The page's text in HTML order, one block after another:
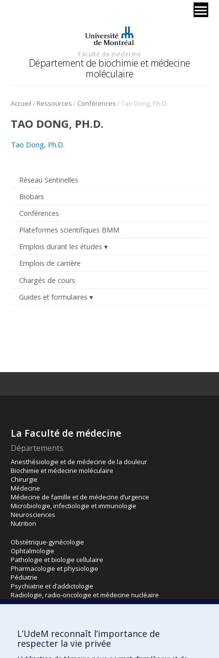
Faculté de médecine
Département de biochimie et médecine
moléculaire
Accueil / Ressources / Conférences /Tao Dong, Ph.D.
Réseau Sentinelles
Biobars
Conférences
Plateformes scientifiques BMM
Emplois durant les études
Emplois de carrière
Chargés de cours
Guides et formulaires
TAO DONG, PH.D.
Tao Dong, Ph.D.
La Faculté de médecine
Départements
Anesthésiologie et de médecine de la douleur
Biochimie et médecine moléculaire
Chirurgie
Médecine
Médecine de famille et de médecine d’urgence
Microbiologie, infectiologie et immunologie
Neurosciences
Nutrition
Obstétrique-gynécologie
Ophtalmologie
Pathologie et biologie cellulaire
Pharmacologie et physiologie
Pédiatrie
Psychiatrie et d’addictologie
Radiologie, radio-oncologie et médecine nucléaire
Écoles
Kinésiologie et des sciences de l’activité physique
Orthophonie et audiologie
L’UdeM reconnaît l’importance de
respecter la vie privée